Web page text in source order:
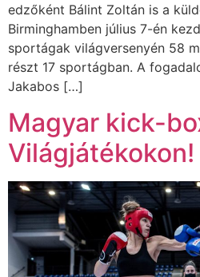
edzőként Bálint Zoltán is a
Birminghamben július 7-én
sportágak világversenyén 58
részt 17 sportágban. A
Jakabos […]
Magyar kick-
Világjátékokon!